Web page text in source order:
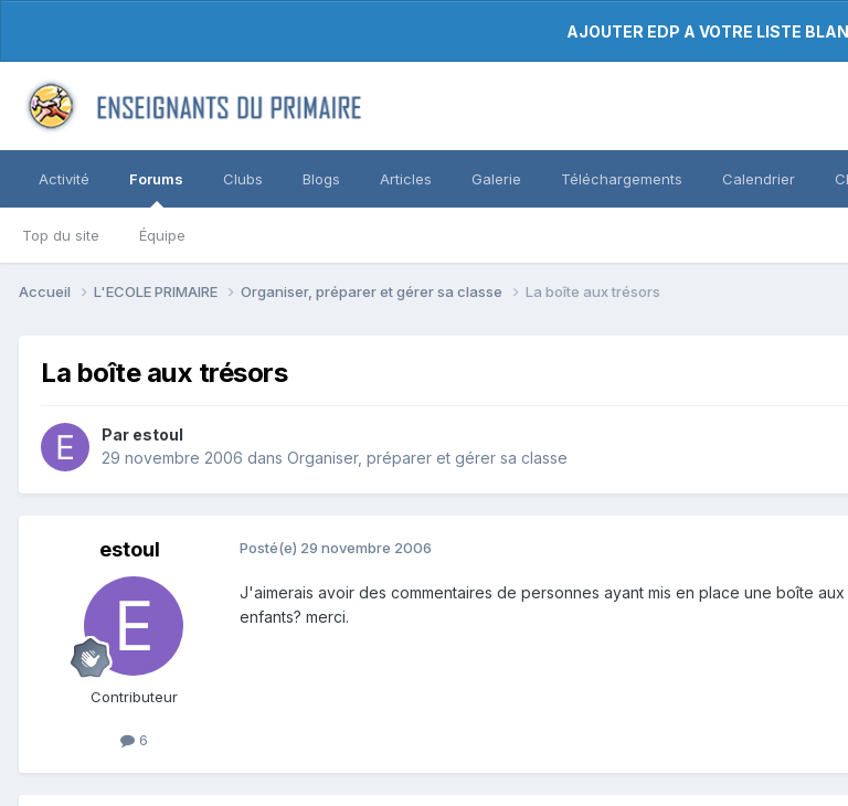
AJOUTER EDP A VOTRE LISTE
Activité Forums
Top du site Équipe
Clubs Blogs Articles Galerie Téléchargements Calendrier
Accueil L'ECOLE PRIMAIRE Organiser, préparer et gérer sa classe La boîte aux trésors
La boîte aux trésors
Par estoul
29 novembre 2006 dans Organiser, préparer et gérer sa classe
estoul
Contributeur
6
Posté(e) 29 novembre 2006
J'aimerais avoir des commentaires de personnes ayant mis en place une boîte
enfants? merci.